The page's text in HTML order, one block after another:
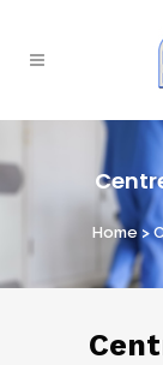
Home >